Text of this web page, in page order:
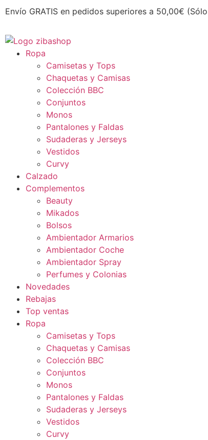
Envío GRATIS en pedidos superiores a 50,00€
Ropa
Camisetas y Tops
Chaquetas y Camisas
Colección BBC
Conjuntos
Monos
Pantalones y Faldas
Sudaderas y Jerseys
Vestidos
Curvy
Calzado
Complementos
Beauty
Mikados
Bolsos
Ambientador Armarios
Ambientador Coche
Ambientador Spray
Perfumes y Colonias
Novedades
Rebajas
Top ventas
Ropa
Camisetas y Tops
Chaquetas y Camisas
Colección BBC
Conjuntos
Monos
Pantalones y Faldas
Sudaderas y Jerseys
Vestidos
Curvy